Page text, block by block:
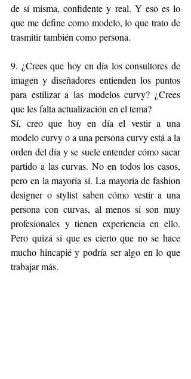
de sí misma, confidente y real. Y eso es lo
que me define como modelo, lo que trato de
trasmitir también como persona.
9. ¿Crees que hoy en día los consultores de
imagen y diseñadores entienden los puntos
para estilizar a las modelos curvy? ¿Crees
que les falta actualización en el tema?
Sí, creo que hoy en día el vestir a una
modelo curvy o a una persona curvy está a la
orden del día y se suele entender cómo sacar
partido a las curvas. No en todos los casos,
pero en la mayoría sí. La mayoría de fashion
designer o stylist saben cómo vestir a una
persona con curvas, al menos si son muy
profesionales y tienen experiencia en ello.
Pero quizá sí que es cierto que no se hace
mucho hincapié y podría ser algo en lo que
trabajar más.